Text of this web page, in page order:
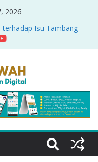
2026
terhadap Isu Tambang
PADA TAFSIR
Al-Qur’an: “Ketika
Lukman Menjadi